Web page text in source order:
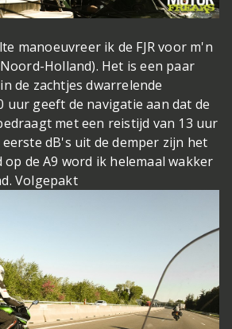
manoeuvreer ik de FJR voor m'n
Holland). Het is een paar
de zachtjes dwarrelende
uur geeft de navigatie aan dat de
met een reistijd van 13 uur
dB's uit de demper zijn het
de A9 word ik helemaal wakker
Volgepakt